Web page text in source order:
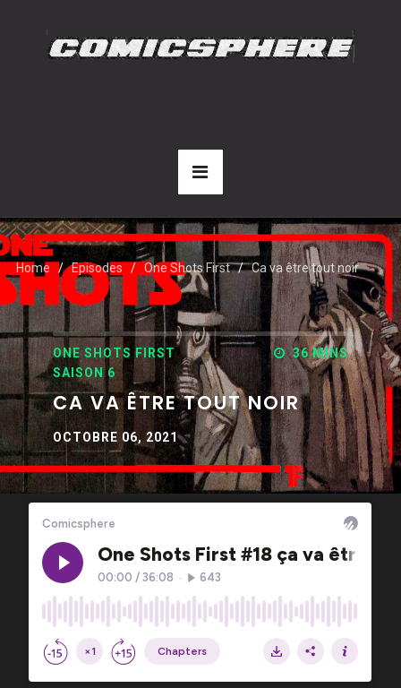
Home Episodes One Shots First Ca va être tout noir
ONE SHOTS FIRST
SAISON 6
36 MINS
CA VA ÊTRE TOUT NOIR
OCTOBRE 06, 2021